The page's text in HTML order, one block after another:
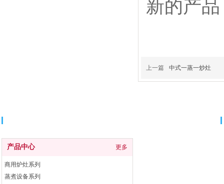
新的产
上一篇 中式一蒸一炒灶
产品中心 更多
商用炉灶系列
蒸煮设备系列